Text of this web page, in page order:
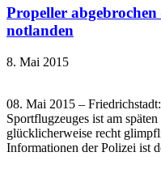
Propeller
notlanden
8. Mai 2015
08. Mai 2015 –
Sportflugzeuges ist am
glücklicherweise recht
Informationen der Polizei ist